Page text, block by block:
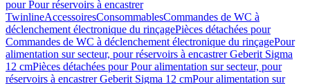
pour Pour réservoirs à encastrer
TwinlineAccessoiresConsommablesCommandes de WC à
déclenchement électronique du rinçagePièces détachées pour
Commandes de WC à déclenchement électronique du rinçagePour
alimentation sur secteur, pour réservoirs à encastrer Geberit Sigma
12 cmPièces détachées pour Pour alimentation sur secteur, pour
réservoirs à encastrer Geberit Sigma 12 cmPour alimentation sur